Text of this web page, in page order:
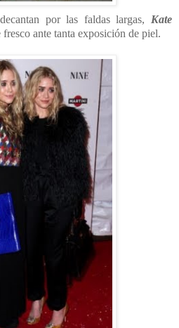
por las faldas largas, Kate
fresco ante tanta exposición de piel.